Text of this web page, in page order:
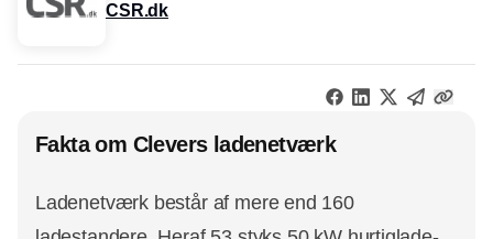
CSR.dk
Fakta om Clevers ladenetværk
Ladenetværk består af mere end 160